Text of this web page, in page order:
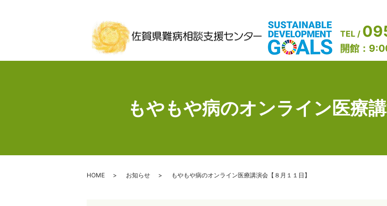
TEL /
開館：
もやもや病のオンライン医療講
HOME お知らせ もやもや病のオンライン医療講演会【８月１１日】